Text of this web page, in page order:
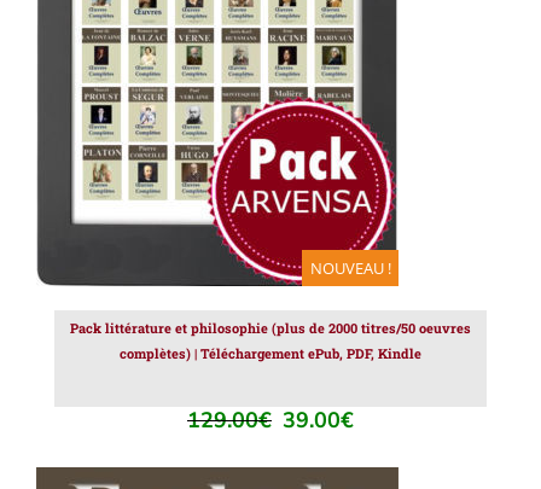
NOUVEAU !
AJOUTER AU PANIER / DÉTAILS
Pack littérature et philosophie (plus de 2000 titres/50 oeuvres
complètes) | Téléchargement ePub, PDF, Kindle
129.00€ Le
initial
39.00€Le
actuel